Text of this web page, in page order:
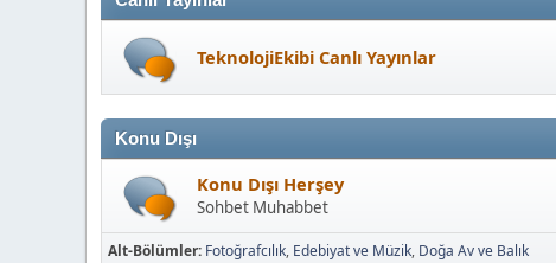
TeknolojiEkibi Canlı Yayınlar
Konu Dışı
Konu Dışı Herşey
Sohbet Muhabbet
Alt-Bölümler Fotoğrafcılık Edebiyat ve Müzik Doğa Av ve Balık